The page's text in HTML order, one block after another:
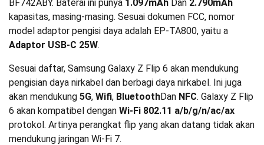
BF742ABY. Baterai ini punya 1.097mAh Dan 2.790mAh
kapasitas, masing-masing. Sesuai dokumen FCC, nomor
model adaptor pengisi daya adalah EP-TA800, yaitu a
Adaptor USB-C 25W.
Sesuai daftar, Samsung Galaxy Z Flip 6 akan mendukung
pengisian daya nirkabel dan berbagi daya nirkabel. Ini juga
akan mendukung 5G, Wifi, BluetoothDan NFC. Galaxy Z Flip
6 akan kompatibel dengan Wi-Fi 802.11 a/b/g/n/ac/ax
protokol. Artinya perangkat flip yang akan datang tidak akan
mendukung jaringan Wi-Fi 7.